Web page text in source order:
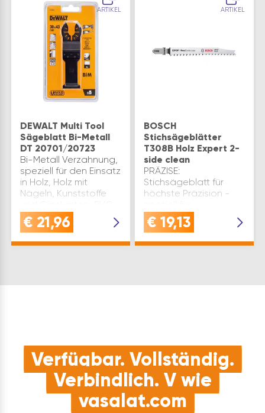
ARTIKEL
DEWALT Multi Tool
Sägeblatt Bi-Metall
DT 20701/20723
Bi-Metall Verzahnung,
speziell für den Einsatz
in Holz, Holz mit
Nägeln, Kunststoffe
geeignet.
Blattlänge(mm): 43
€ 21,96
ARTIKEL
BOSCH
Stichsägeblätter
T308B Holz Expert 2-
side clean
PRÄZISE:
Stichsägeblatt für
höchste Präzision -
ausrissfreies
SchneidenVERWENDUNG
€ 19,13
Verfügbar. Vollständig.
Verbindlich. V wie
vasalat.com